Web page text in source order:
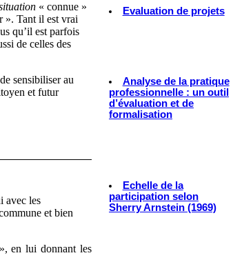
« connue »
». Tant il est vrai
qu’il est parfois
de celles des
sensibiliser au
et futur
avec les
et bien
en lui donnant les
Evaluation de projets
Analyse de la pratique
professionnelle : un outil
d’évaluation et de
formalisation
Echelle de la
participation selon
Sherry Arnstein (1969)